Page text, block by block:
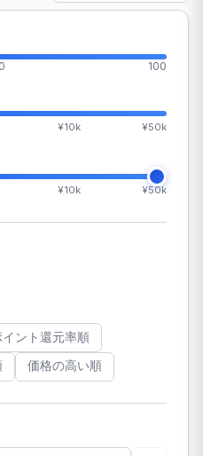
100
¥10k ¥50k
¥10k ¥50k
イント還元率順
価格の高い順